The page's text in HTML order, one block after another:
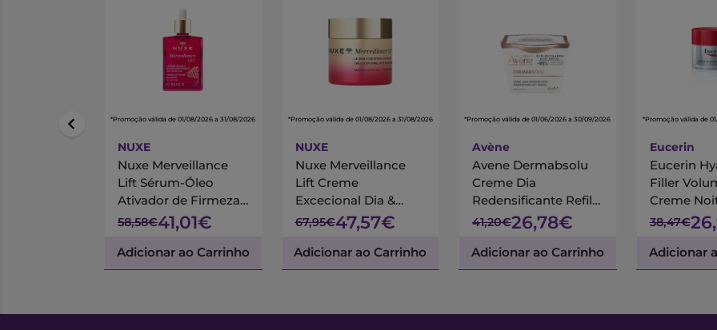
*Promoção válida de 01/08/2026 a 31/08/2026
NUXE
Nuxe Merveillance
Lift Sérum-Óleo
Ativador de Firmeza
30ml
58,58€41,01€
Adicionar ao Carrinho
*Promoção válida de 01/08/2026 a 31/08/2026
NUXE
Nuxe Merveillance
Lift Creme
Excecional Dia &
Noite 75ml
67,95€47,57€
Adicionar ao Carrinho
*Promoção válida de 01/06/2026 a 30/09/2026
Avène
Avene Dermabsolu
Creme Dia
Redensificante Refill
50Ml
41,20€26,78€
Adicionar ao Carrinho
*Promoção válida de
Eucerin
Eucerin
Filler
Creme
38,47€
Adicionar